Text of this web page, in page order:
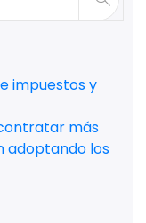
impuestos y
más
adoptando los